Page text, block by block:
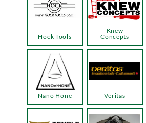
Hock Tools
Knew
Concepts
Veritas
Nano Hone